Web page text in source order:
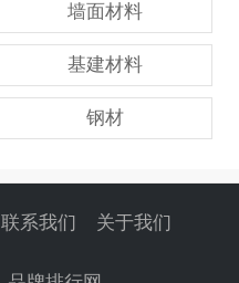
墙面材料
基建材料
钢材
联系我们 关于我们